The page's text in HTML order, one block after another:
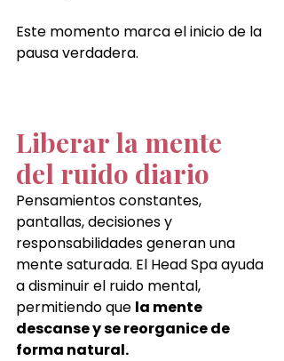
Este momento marca el inicio de la
pausa verdadera.
Liberar la mente
del ruido diario
Pensamientos constantes,
pantallas, decisiones y
responsabilidades generan una
mente saturada. El Head Spa ayuda
a disminuir el ruido mental,
permitiendo que la mente
descanse y se reorganice de
forma natural.